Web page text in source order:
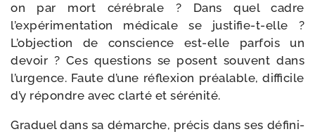
on par mort céré­brale ? Dans quel cadre
l’expérimentation médi­cale se justifie-​t-​elle ?
L’objection de conscience est-​elle par­fois un
devoir ? Ces ques­tions se posent sou­vent dans
l’urgence. Faute d’une réflexion préa­lable, dif­fi­cile
d’y répondre avec clar­té et sérénité.
Graduel dans sa démarche, pré­cis dans ses défi­ni­